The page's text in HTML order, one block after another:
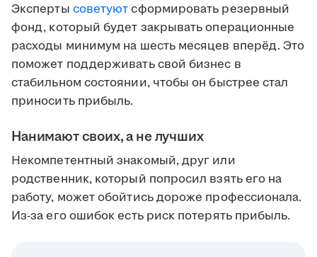
Эксперты советуютсформировать резервный
фонд, который будет закрывать операционные
расходы минимум на шесть месяцев вперёд. Это
поможет поддерживать свой бизнес в
стабильном состоянии, чтобы он быстрее стал
приносить прибыль.
Нанимают своих, а не лучших
Некомпетентный знакомый, друг или
родственник, который попросил взять его на
работу, может обойтись дороже профессионала.
Из-за его ошибок есть риск потерять прибыль.